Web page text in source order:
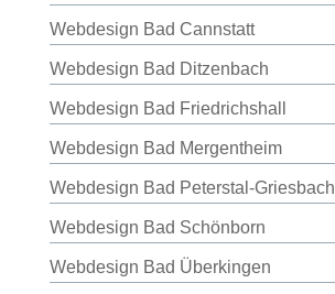
Webdesign Bad Cannstatt
Webdesign Bad Ditzenbach
Webdesign Bad Friedrichshall
Webdesign Bad Mergentheim
Webdesign Bad Peterstal-Griesbach
Webdesign Bad Schönborn
Webdesign Bad Überkingen